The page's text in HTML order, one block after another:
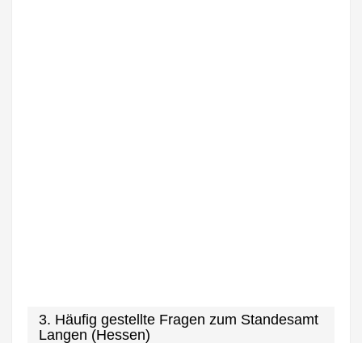
3. Häufig gestellte Fragen zum Standesamt
Langen (Hessen)